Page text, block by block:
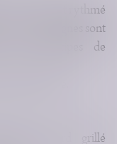
travail est rythmé
Et nos vignes sont
des principes de
terre cuite.
de canard grillé